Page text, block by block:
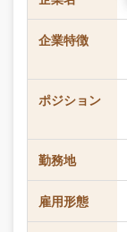
企業特徴
ポジション
勤務地
雇用形態